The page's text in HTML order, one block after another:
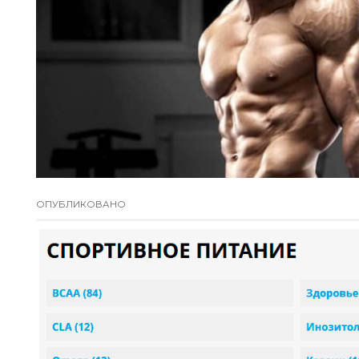
ОПУБЛИКОВАНО